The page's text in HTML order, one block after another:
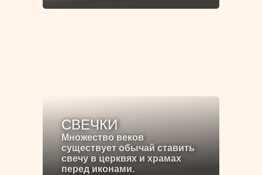
СВЕЧКИ
Множество веков
существует обычай ставить
свечу в церквях и храмах
перед иконами.